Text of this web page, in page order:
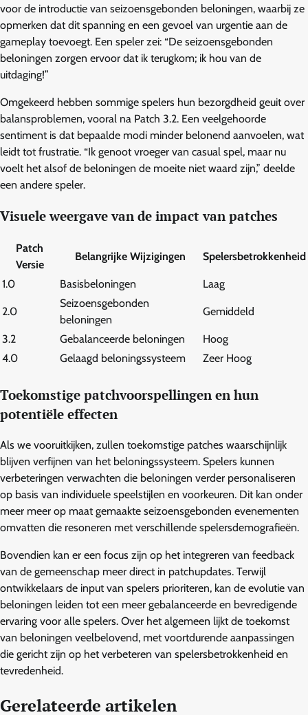
voor de introductie van seizoensgebonden beloningen, waarbij ze
opmerken dat dit spanning en een gevoel van urgentie aan de
gameplay toevoegt. Een speler zei: “De seizoensgebonden
beloningen zorgen ervoor dat ik terugkom; ik hou van de
uitdaging!”
Omgekeerd hebben sommige spelers hun bezorgdheid geuit over
balansproblemen, vooral na Patch 3.2. Een veelgehoorde
sentiment is dat bepaalde modi minder belonend aanvoelen, wat
leidt tot frustratie. “Ik genoot vroeger van casual spel, maar nu
voelt het alsof de beloningen de moeite niet waard zijn,” deelde
een andere speler.
Visuele weergave van de impact van patches
Patch
Versie
Belangrijke Wijzigingen Spelersbetrokkenheid
1.0 Basisbeloningen Laag
2.0
Seizoensgebonden
beloningen
Gemiddeld
3.2 Gebalanceerde beloningen
Hoog
4.0
Gelaagd beloningssysteem Zeer Hoog
Toekomstige patchvoorspellingen en hun
potentiële effecten
Als we vooruitkijken, zullen toekomstige patches waarschijnlijk
blijven verfijnen van het beloningssysteem. Spelers kunnen
verbeteringen verwachten die beloningen verder personaliseren
op basis van individuele speelstijlen en voorkeuren. Dit kan onder
meer meer op maat gemaakte seizoensgebonden evenementen
omvatten die resoneren met verschillende spelersdemografieën.
Bovendien kan er een focus zijn op het integreren van feedback
van de gemeenschap meer direct in patchupdates. Terwijl
ontwikkelaars de input van spelers prioriteren, kan de evolutie van
beloningen leiden tot een meer gebalanceerde en bevredigende
ervaring voor alle spelers. Over het algemeen lijkt de toekomst
van beloningen veelbelovend, met voortdurende aanpassingen
die gericht zijn op het verbeteren van spelersbetrokkenheid en
tevredenheid.
Gerelateerde artikelen